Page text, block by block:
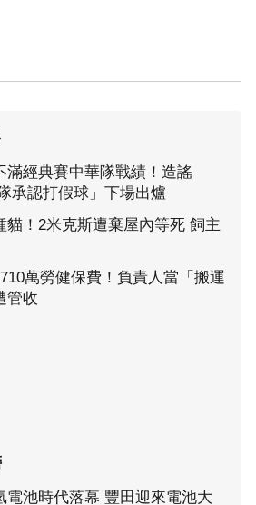
滿經典賽中華隊戰績！造謠
承認打假球」下場出爐
貓！2米克斯遭棄屋內等死 飼主
萬勞健保費！負責人當「搬運
管收
電池時代落幕 豐田迎來電池大